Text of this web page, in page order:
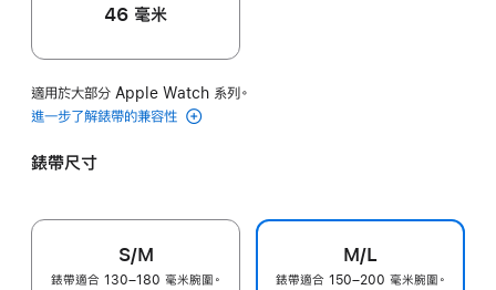
46 毫米
適用於大部分 Apple Watch 系列。
進一步了解錶帶的兼容性
錶帶尺寸
S/M
錶帶適合 130–180 毫米腕圍。
M/L
錶帶適合 150–200 毫米腕圍。